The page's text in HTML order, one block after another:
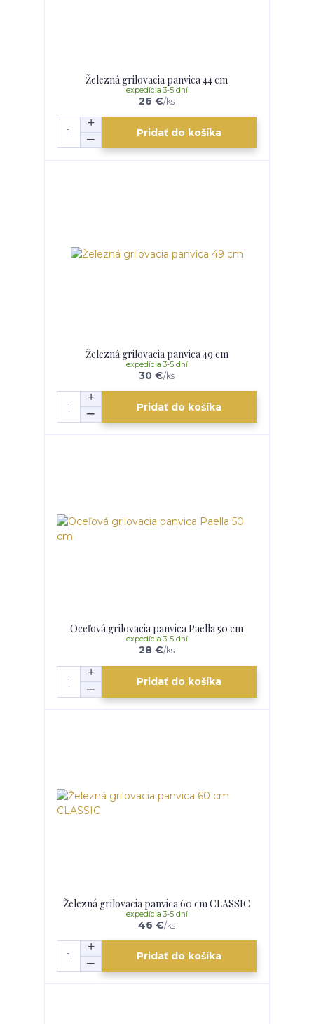
Železná grilovacia panvica 44 cm
26 €/ks
expedícia 3-5 dní
Pridať do košíka
Železná grilovacia panvica 49 cm
30 €/ks
expedícia 3-5 dní
Pridať do košíka
Oceľová grilovacia panvica Paella 50 cm
28 €/ks
expedícia 3-5 dní
Pridať do košíka
Železná grilovacia panvica 60 cm CLASSIC
46 €/ks
expedícia 3-5 dní
Pridať do košíka